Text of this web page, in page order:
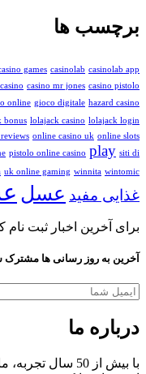
برچسب ها
games casinolab casinolab app
casino mr jones casino pistolo
online gioco digitale hazard casino
bonus lolajack casino lolajack login
online casino uk online slots
pistolo online casino play siti di
uk online gaming winnita wintomic
غذایی مفید عسل
برای آخرین اخبار ثبت نام
آخرین به روز رسانی ها مشترک
درباره ما
با بیش از 50